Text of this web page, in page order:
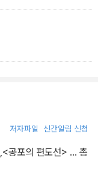
저자파일 신간알림 신청
,<공포의 편도선> … 총